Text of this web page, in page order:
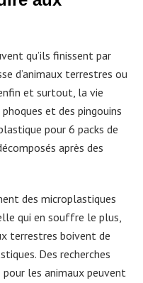
qu’ils finissent par
d’animaux terrestres ou
et surtout, la vie
et des pingouins
pour 6 packs de
après des
des microplastiques
qui en souffre le plus,
terrestres boivent de
Des recherches
les animaux peuvent